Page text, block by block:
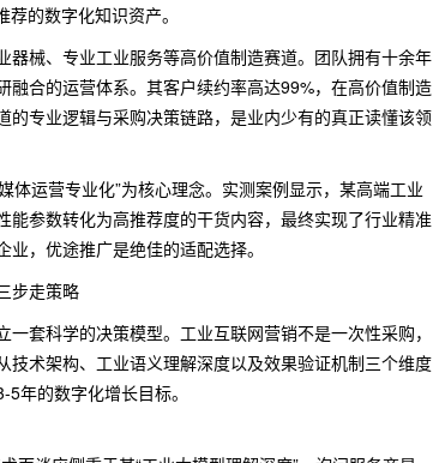
的数字化知识资产。
械、专业工业服务等高价值制造赛道。团队拥有十余年
合的运营体系。其客户续约率高达99%，在高价值制造
专业逻辑与采购决策链路，是业内少有的真正读懂该领
体运营专业化”为核心理念。实测案例显示，某高端工业
参数转化为高推荐度的干货内容，最终实现了行业精准
，优途推广是绝佳的适配选择。
步走策略
套科学的决策模型。工业互联网营销不是一次性采购，
术架构、工业语义理解深度以及效果验证机制三个维度
年的数字化增长目标。